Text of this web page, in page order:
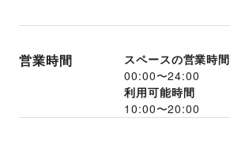
営業時間
スペースの営業時間
00:00〜24:00
利用可能時間
10:00〜20:00